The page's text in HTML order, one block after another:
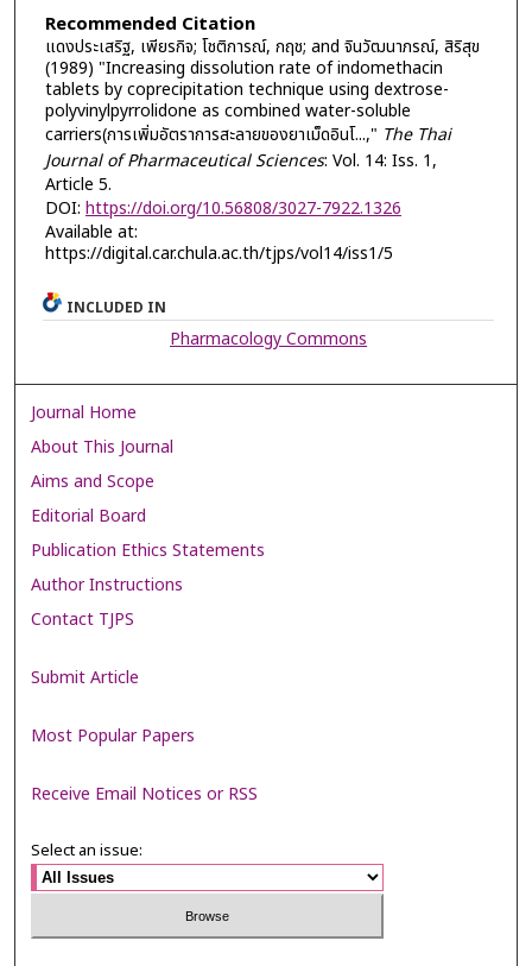
Recommended Citation
แดงประเสริฐ, เพียรกิจ; โชติการณ์, กฤช; and จินวัฒนาภรณ์, สิริสุข
(1989) "Increasing dissolution rate of indomethacin
tablets by coprecipitation technique using dextrose-
polyvinylpyrrolidone as combined water-soluble
carriers(การเพิ่มอัตราการสะลายของยาเม็ดอินโ...," The Thai
Journal of Pharmaceutical Sciences: Vol. 14: Iss. 1,
Article 5.
DOI: https://doi.org/10.56808/3027-7922.1326
Available at:
https://digital.car.chula.ac.th/tjps/vol14/iss1/5
INCLUDED IN
Pharmacology Commons
Journal Home
About This Journal
Aims and Scope
Editorial Board
Publication Ethics Statements
Author Instructions
Contact TJPS
Submit Article
Most Popular Papers
Receive Email Notices or RSS
Select an issue: